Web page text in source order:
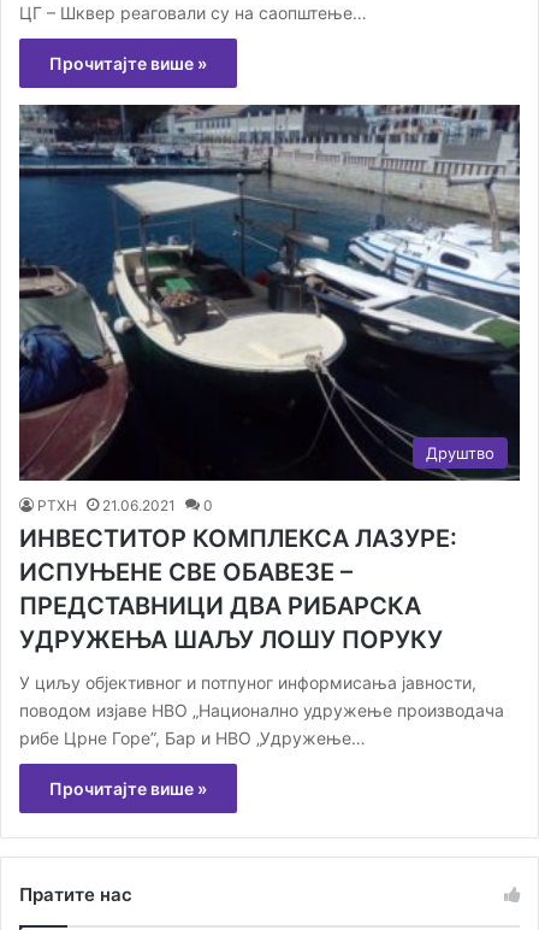
ЦГ – Шквер реаговали су на саопштење…
Прочитајте више »
Друштво
РТХН 21.06.2021 0
ИНВЕСТИТОР КОМПЛЕКСА ЛАЗУРЕ:
ИСПУЊЕНЕ СВЕ ОБАВЕЗЕ –
ПРЕДСТАВНИЦИ ДВА РИБАРСКА
УДРУЖЕЊА ШАЉУ ЛОШУ ПОРУКУ
У циљу објективног и потпуног информисања јавности,
поводом изјаве НВО „Национално удружење производача
рибе Црне Горе”, Бар и НВО „Удружење…
Прочитајте више »
Пратите нас